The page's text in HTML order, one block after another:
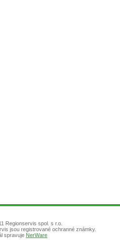
Regionservis spol. s r.o.
jsou registrované ochranné známky.
spravuje NerWare